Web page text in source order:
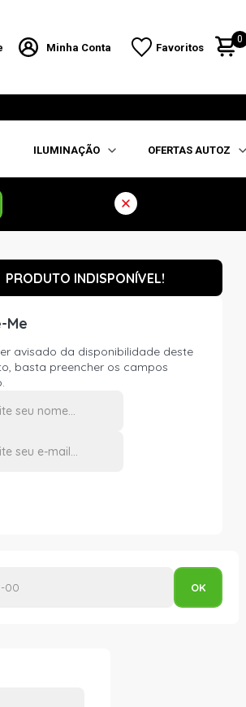
Minha Conta Favoritos
0
ILUMINAÇÃO OFERTAS AUTOZ
PRODUTO INDISPONÍVEL!
Me
avisado da disponibilidade deste
basta preencher os campos